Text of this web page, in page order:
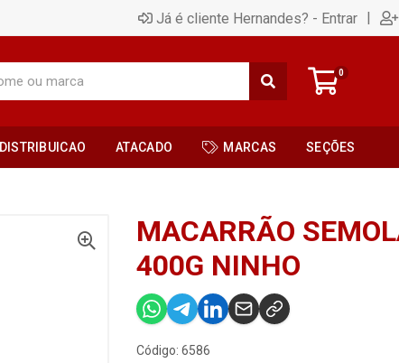
Já é cliente Hernandes? - Entrar |
0
DISTRIBUICAO ATACADO MARCAS SEÇÕES
MACARRÃO
400G NINHO
Código: 6586